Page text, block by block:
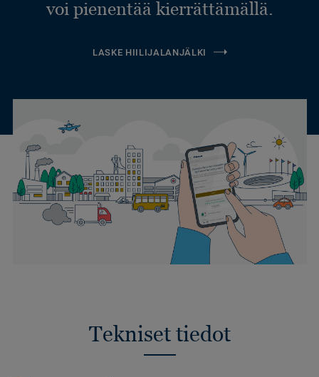
voi pienentää kierrättämällä.
LASKE HIILIJALANJÄLKI
Tekniset tiedot